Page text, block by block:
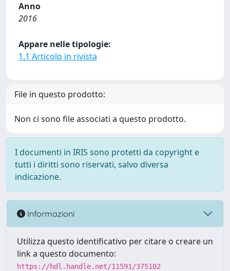
Anno
2016
Appare nelle tipologie:
1.1 Articolo in rivista
File in questo prodotto:
Non ci sono file associati a questo prodotto.
I documenti in IRIS sono protetti da copyright e
tutti i diritti sono riservati, salvo diversa
indicazione.
Informazioni
Utilizza questo identificativo per citare o creare un
link a questo documento:
https://hdl.handle.net/11591/375102